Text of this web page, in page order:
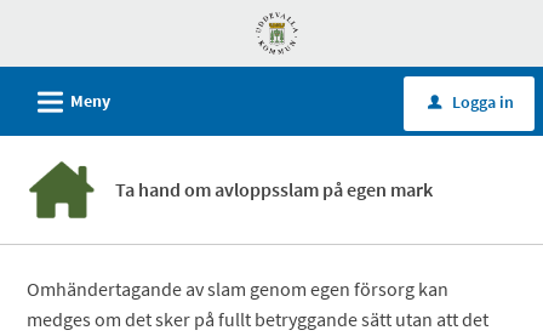
självservice
kommun
L Meny u Logga in
Ta hand om avloppsslam på egen mark
Omhändertagande av slam genom egen försorg kan
medges om det sker på fullt betryggande sätt utan att det